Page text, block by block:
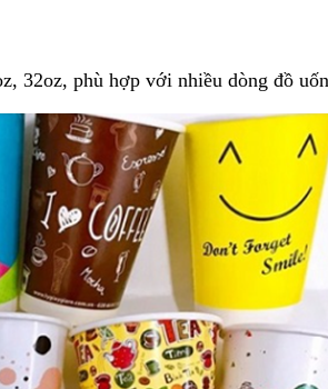
32oz, phù hợp với nhiều dòng đồ